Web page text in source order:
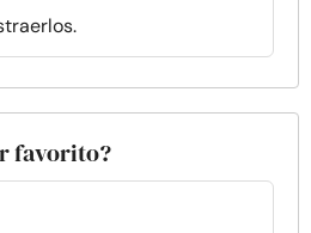
favorito?